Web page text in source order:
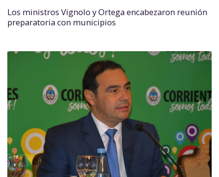
Los ministros Vignolo y Ortega encabezaron reunión
preparatoria con municipios